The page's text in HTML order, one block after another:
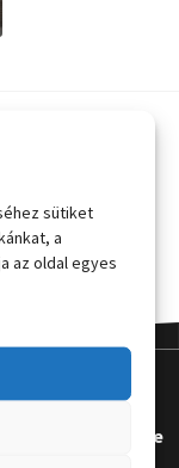
sütiket
a
az oldal egyes
Terméke